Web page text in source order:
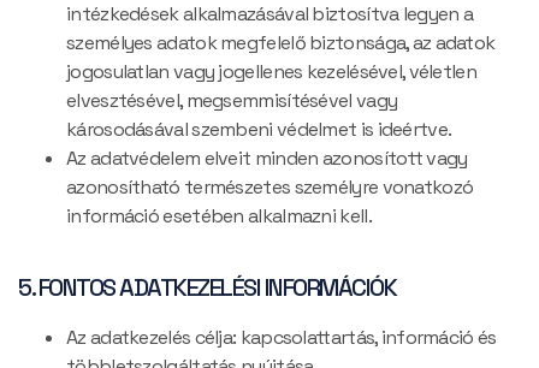
intézkedések alkalmazásával biztosítva legyen a
személyes adatok megfelelő biztonsága, az adatok
jogosulatlan vagy jogellenes kezelésével, véletlen
elvesztésével, megsemmisítésével vagy
károsodásával szembeni védelmet is ideértve.
Az adatvédelem elveit minden azonosított vagy
azonosítható természetes személyre vonatkozó
információ esetében alkalmazni kell.
5. FONTOS ADATKEZELÉSI INFORMÁCIÓK
Az adatkezelés célja: kapcsolattartás, információ és